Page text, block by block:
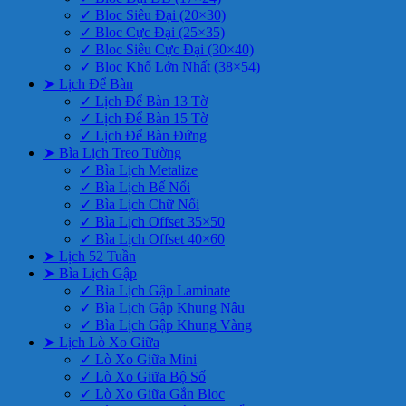
✓ Bloc Siêu Đại (20×30)
✓ Bloc Cực Đại (25×35)
✓ Bloc Siêu Cực Đại (30×40)
✓ Bloc Khổ Lớn Nhất (38×54)
➤ Lịch Để Bàn
✓ Lịch Để Bàn 13 Tờ
✓ Lịch Để Bàn 15 Tờ
✓ Lịch Để Bàn Đứng
➤ Bìa Lịch Treo Tường
✓ Bìa Lịch Metalize
✓ Bìa Lịch Bế Nổi
✓ Bìa Lịch Chữ Nổi
✓ Bìa Lịch Offset 35×50
✓ Bìa Lịch Offset 40×60
➤ Lịch 52 Tuần
➤ Bìa Lịch Gập
✓ Bìa Lịch Gập Laminate
✓ Bìa Lịch Gập Khung Nâu
✓ Bìa Lịch Gập Khung Vàng
➤ Lịch Lò Xo Giữa
✓ Lò Xo Giữa Mini
✓ Lò Xo Giữa Bộ Số
✓ Lò Xo Giữa Gắn Bloc